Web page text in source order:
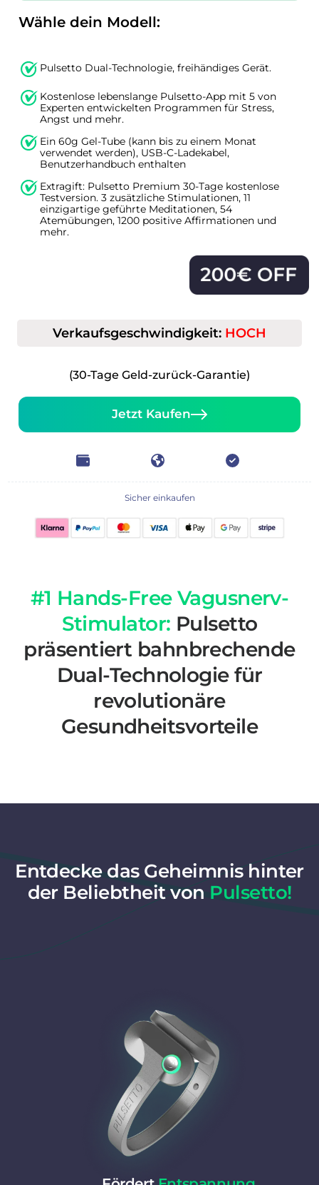
Wähle dein Modell:
Pulsetto Dual-Technologie, freihändiges Gerät.
Kostenlose lebenslange Pulsetto-App mit 5 von
Experten entwickelten Programmen für Stress,
Angst und mehr.
Ein 60g Gel-Tube (kann bis zu einem Monat
verwendet werden), USB-C-Ladekabel,
Benutzerhandbuch enthalten
Extragift: Pulsetto Premium 30-Tage kostenlose
Testversion. 3 zusätzliche Stimulationen, 11
einzigartige geführte Meditationen, 54
Atemübungen, 1200 positive Affirmationen und
mehr.
Verkaufsgeschwindigkeit: HOCH
(30-Tage Geld-zurück-Garantie)
Jetzt Kaufen
Sicher einkaufen
#1 Hands-Free Vagusnerv-
Stimulator: Pulsetto
präsentiert bahnbrechende
Dual-Technologie für
revolutionäre
Gesundheitsvorteile
Entdecke das Geheimnis hinter
der Beliebtheit von Pulsetto!